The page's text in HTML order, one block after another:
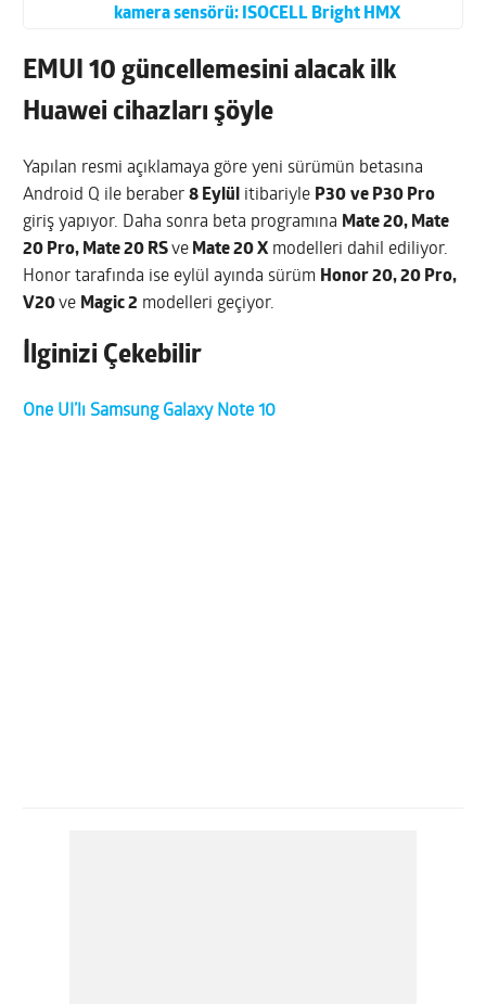
kamera sensörü: ISOCELL Bright HMX
EMUI 10 güncellemesini alacak ilk
Huawei cihazları şöyle
Yapılan resmi açıklamaya göre yeni sürümün betasına
Android Q ile beraber8 Eylül itibariyle P30 ve P30 Pro
giriş yapıyor. Daha sonra beta programına Mate 20, Mate
20 Pro, Mate 20 RSve Mate 20 X modelleri dahil ediliyor.
Honor tarafında ise eylül ayında sürüm Honor 20, 20 Pro,
V20ve Magic 2 modelleri geçiyor.
İlginizi Çekebilir
One UI’lı Samsung Galaxy Note 10